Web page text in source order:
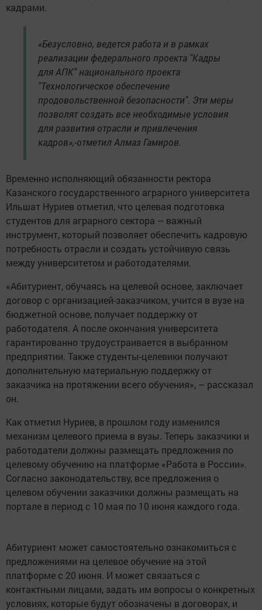
кадрами.
«Безусловно, ведется работа и в рамках
реализации федерального проекта "Кадры
для АПК" национального проекта
"Технологическое обеспечение
продовольственной безопасности". Эти меры
позволят создать все необходимые условия
для развития отрасли и привлечения
кадров»,-отметил Алмаз Гамиров.
Временно исполняющий обязанности ректора
Казанского государственного аграрного университета
Ильшат Нуриев отметил, что целевая подготовка
студентов для аграрного сектора – важный
инструмент, который позволяет обеспечить кадровую
потребность отрасли и создать устойчивую связь
между университетом и работодателями.
«Абитуриент, обучаясь на целевой основе, заключает
договор с организацией-заказчиком, учится в вузе на
бюджетной основе, получает поддержку от
работодателя. А после окончания университета
гарантированно трудоустраивается в выбранном
предприятии. Также студенты-целевики получают
дополнительную материальную поддержку от
заказчика на протяжении всего обучения», – рассказал
он.
Как отметил Нуриев, в прошлом году изменился
механизм целевого приема в вузы. Теперь заказчики и
работодатели должны размещать предложения по
целевому обучению на платформе «Работа в России».
Согласно законодательству, все предложения о
целевом обучении заказчики должны размещать на
портале в период с 10 мая по 10 июня каждого года.
Абитуриент может самостоятельно ознакомиться с
предложениями на целевое обучение на этой
платформе с 20 июня. И может связаться с
контактными лицами, задать им вопросы о конкретных
условиях, которые будут обозначены в договорах, и